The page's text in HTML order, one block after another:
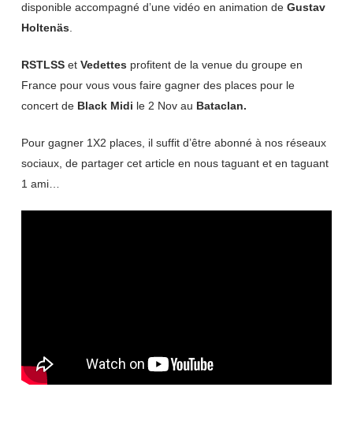
disponible accompagné d’une vidéo en animation de Gustav
Holtenäs
RSTLSSet Vedettes profitent de la venue du groupe en
France pour vous vous faire gagner des places pour le
concert de Black Midi le 2 Nov au Bataclan.
Pour gagner 1X2 places, il suffit d’être abonné à nos réseaux
sociaux, de partager cet article en nous taguant et en taguant
1 ami…